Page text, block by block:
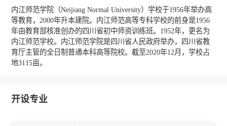
内江师范学院（Neijiang Normal University）学校于1956年举办高
等教育，2000年升本建院。内江师范高等专科学校的前身是1956
年由教育部核准创办的四川省初中师资训练班。1952年，更名为
内江师范学校。内江师范学院是四川省人民政府举办，四川省教
育厅主管的全日制普通本科高等院校。截至2020年12月，学校占
地3115亩。
开设专业